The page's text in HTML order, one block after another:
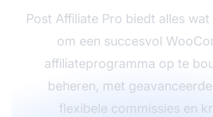
Post Affiliate Pro biedt alles
om een succesvol
affiliateprogramma op te
beheren, met
flexibele commissies en